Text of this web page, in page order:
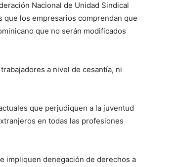
Nacional de Unidad Sindical
que los empresarios comprendan que
que no serán modificados
a nivel de cesantía, ni
que perjudiquen a la juventud
en todas las profesiones
impliquen denegación de derechos a